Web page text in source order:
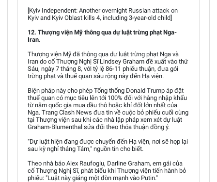
[Kyiv Independent: Another overnight Russian attack on
Kyiv and Kyiv Oblast kills 4, including 3-year-old child]
12. Thượng viện Mỹ thông qua dự luật trừng phạt Nga-
Iran.
Thượng viện Mỹ đã thông qua dự luật trừng phạt Nga và
Iran do cố Thượng Nghị Sĩ Lindsey Graham đề xuất vào thứ
Sáu, ngày 7 tháng 8, với tỷ lệ 86-11 phiếu thuận, đưa gói
trừng phạt và thuế quan sâu rộng này đến Hạ viện.
Biện pháp này cho phép Tổng thống Donald Trump áp đặt
thuế quan có mục tiêu lên tới 100% đối với hàng nhập khẩu
từ năm quốc gia mua dầu thô hoặc khí đốt lớn nhất của
Nga. Trang Clash News đưa tin về cuộc bỏ phiếu cuối cùng
tại Thượng viện sau khi các nhà lập pháp xem xét dự luật
Graham-Blumenthal sửa đổi theo thỏa thuận đồng ý.
"Dự luật hiện đang được chuyển đến Hạ viện, nơi sẽ họp lại
sau kỳ nghỉ tháng Tám," nguồn tin cho biết.
Theo nhà báo Alex Raufoglu, Darline Graham, em gái của
cố Thượng Nghị Sĩ, phát biểu khi Thượng viện tiến hành bỏ
phiếu: "Luật này giáng một đòn mạnh vào Putin."